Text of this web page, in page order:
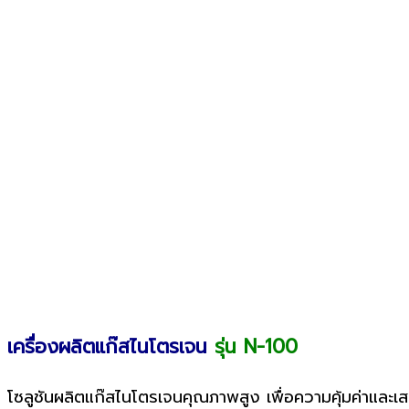
เครื่องผลิตแก๊สไนโตรเจน รุ่น N-100
โซลูชันผลิตแก๊สไนโตรเจนคุณภาพสูง เพื่อความคุ้มค่าและเ